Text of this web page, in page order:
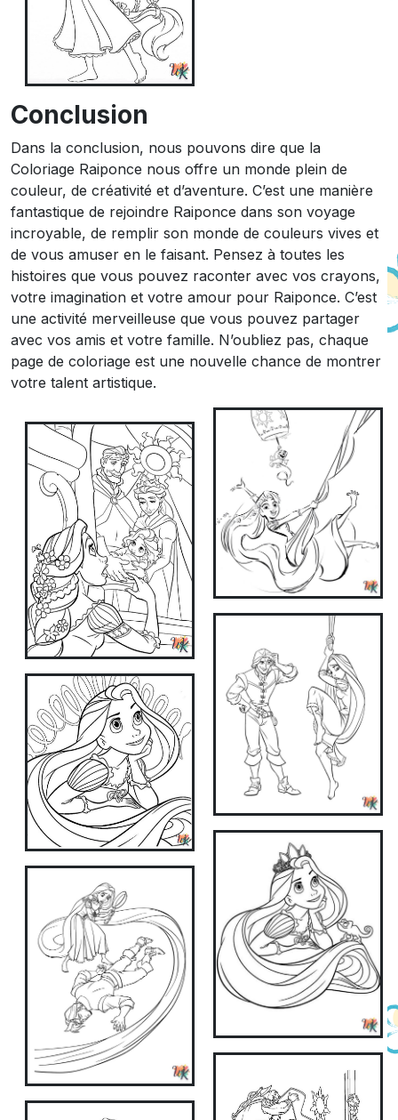
Conclusion
Dans la conclusion, nous pouvons dire que la
Coloriage Raiponce nous offre un monde plein de
couleur, de créativité et d’aventure. C’est une manière
fantastique de rejoindre Raiponce dans son voyage
incroyable, de remplir son monde de couleurs vives et
de vous amuser en le faisant. Pensez à toutes les
histoires que vous pouvez raconter avec vos crayons,
votre imagination et votre amour pour Raiponce. C’est
une activité merveilleuse que vous pouvez partager
avec vos amis et votre famille. N’oubliez pas, chaque
page de coloriage est une nouvelle chance de montrer
votre talent artistique.